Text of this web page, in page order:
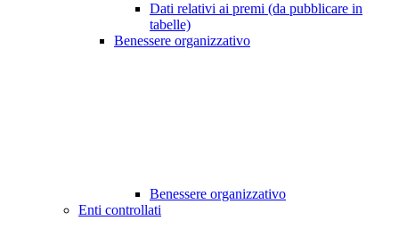
Dati relativi ai premi (da pubblicare in
tabelle)
Benessere organizzativo
Benessere organizzativo
Enti controllati